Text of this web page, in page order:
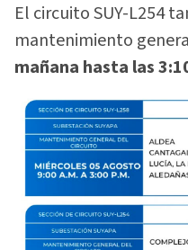
El circuito SUY-L254
mantenimiento
mañana hasta las